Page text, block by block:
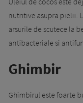
nutritive asupra pielii.
arsurile de scutece la
antibacteriale si
Ghimbir
Ghimbirul este foarte